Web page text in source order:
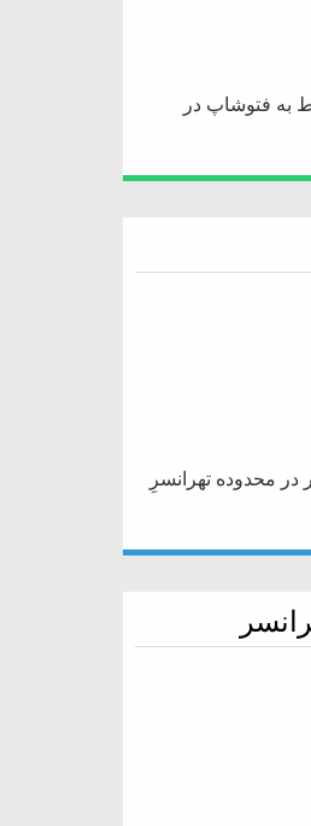
به فتوشاپ در
در محدوده تهرانسرِ